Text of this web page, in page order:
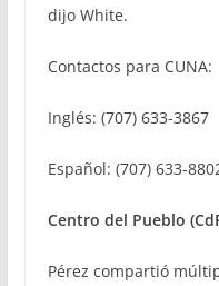
dijo White.
Contactos para CUNA:
Inglés: (707) 633-3867
Español: (707) 633-
Centro del Pueblo
Pérez compartió